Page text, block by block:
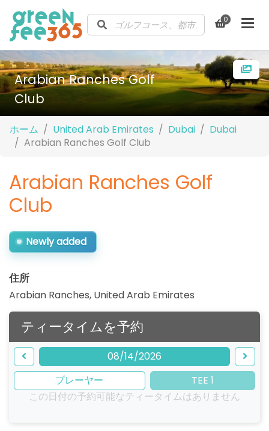
0
Arabian Ranches Golf
Club
ホーム United Arab Emirates Dubai
Dubai
Arabian Ranches Golf Club
Arabian Ranches Golf
Club
Newly added
住所
Arabian Ranches, United Arab Emirates
ティータイムを予約
08/14/2026
プレーヤー
TEE 1
この日付の予約可能なティータイムはありません